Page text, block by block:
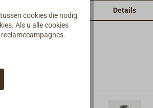
roestvrij staal, lasplaten
roestvrijstalen bouten en
splitpennen.Als
Details
cookies die nodig
Als u alle cookies